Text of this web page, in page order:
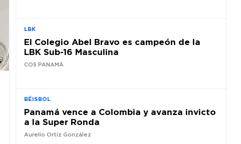
LBK
El Colegio Abel Bravo es campeón de la
LBK Sub-16 Masculina
COS PANAMÁ
BÉISBOL
Panamá vence a Colombia y avanza invicto
a la Super Ronda
Aurelio Ortiz González